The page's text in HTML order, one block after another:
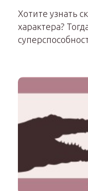
Хотите узнать
характера?